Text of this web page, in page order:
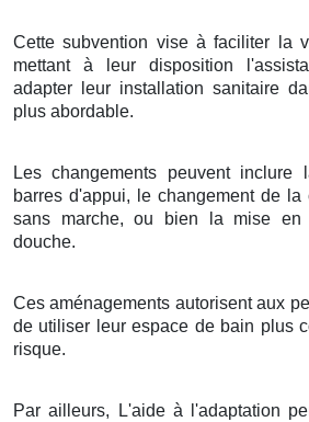
Cette subvention vise à faciliter la
mettant à leur disposition
adapter leur installation sanitaire
plus abordable.
Les changements peuvent
barres d'appui, le changement de
sans marche, ou bien la mise
douche.
Ces aménagements autorisent aux
de utiliser leur espace de bain plus
risque.
Par ailleurs, L'aide à l'adaptation